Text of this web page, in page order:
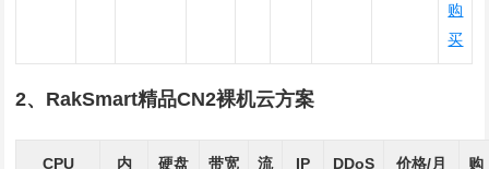
购
买
2、RakSmart精品CN2裸机云方案
CPU
内
硬盘 带宽
流
IP
DDoS
价格/月
购